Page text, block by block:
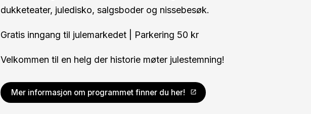
dukketeater, juledisko, salgsboder og nissebesøk.
Gratis inngang til julemarkedet | Parkering 50 kr
Velkommen til en helg der historie møter julestemning!
Mer informasjon om programmet finner du her!